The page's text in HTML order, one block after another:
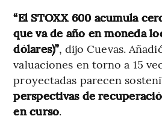
“El STOXX 600 acumula
que va de año en moneda
dólares)”, dijo Cuevas.
valuaciones en torno a 15
proyectadas parecen
perspectivas de
en curso.